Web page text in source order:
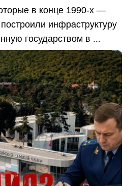
в конце 1990-х —
инфраструктуру
государством в ...